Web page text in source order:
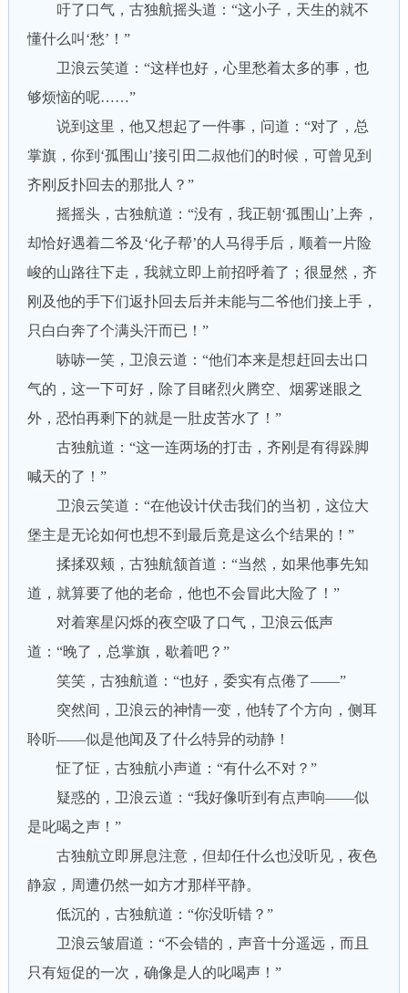
吁了口气，古独航摇头道：“这小子，天生的就不
懂什么叫‘愁’！”
卫浪云笑道：“这样也好，心里愁着太多的事，也
够烦恼的呢……”
说到这里，他又想起了一件事，问道：“对了，总
掌旗，你到‘孤围山’接引田二叔他们的时候，可曾见到
齐刚反扑回去的那批人？”
摇摇头，古独航道：“没有，我正朝‘孤围山’上奔，
却恰好遇着二爷及‘化子帮’的人马得手后，顺着一片险
峻的山路往下走，我就立即上前招呼着了；很显然，齐
刚及他的手下们返扑回去后并未能与二爷他们接上手，
只白白奔了个满头汗而已！”
哧哧一笑，卫浪云道：“他们本来是想赶回去出口
气的，这一下可好，除了目睹烈火腾空、烟雾迷眼之
外，恐怕再剩下的就是一肚皮苦水了！”
古独航道：“这一连两场的打击，齐刚是有得跺脚
喊天的了！”
卫浪云笑道：“在他设计伏击我们的当初，这位大
堡主是无论如何也想不到最后竟是这么个结果的！”
揉揉双颊，古独航颔首道：“当然，如果他事先知
道，就算要了他的老命，他也不会冒此大险了！”
对着寒星闪烁的夜空吸了口气，卫浪云低声
道：“晚了，总掌旗，歇着吧？”
笑笑，古独航道：“也好，委实有点倦了——”
突然间，卫浪云的神情一变，他转了个方向，侧耳
聆听——似是他闻及了什么特异的动静！
怔了怔，古独航小声道：“有什么不对？”
疑惑的，卫浪云道：“我好像听到有点声响——似
是叱喝之声！”
古独航立即屏息注意，但却任什么也没听见，夜色
静寂，周遭仍然一如方才那样平静。
低沉的，古独航道：“你没听错？”
卫浪云皱眉道：“不会错的，声音十分遥远，而且
只有短促的一次，确像是人的叱喝声！”